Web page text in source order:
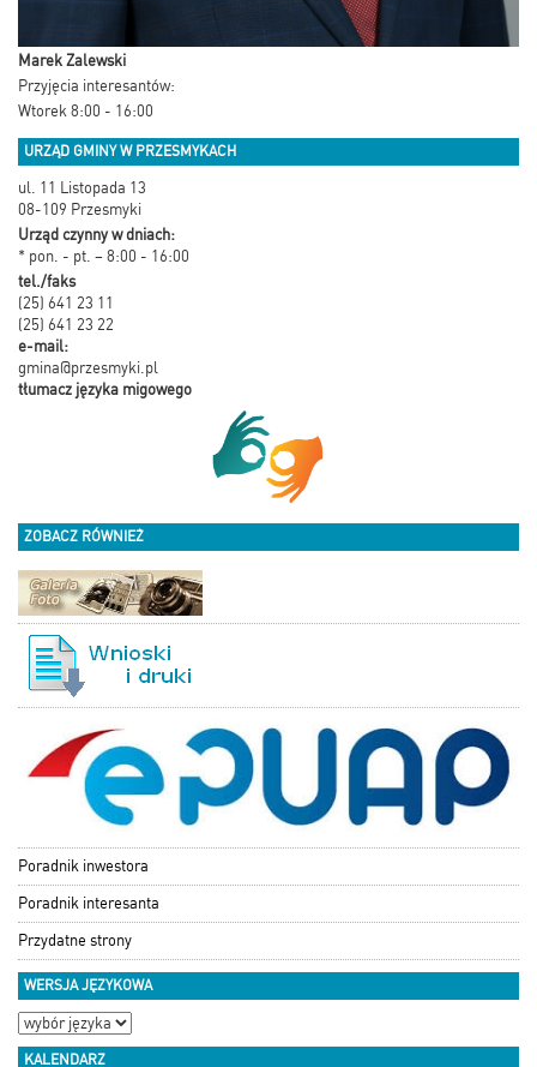
Marek Zalewski
Przyjęcia interesantów:
Wtorek 8:00 - 16:00
URZĄD GMINY W PRZESMYKACH
ul. 11 Listopada 13
08-109 Przesmyki
Urząd czynny w dniach:
* pon. - pt. – 8:00 - 16:00
tel./faks
(25) 641 23 11
(25) 641 23 22
e-mail:
gmina@przesmyki.pl
tłumacz języka migowego
ZOBACZ RÓWNIEŻ
Poradnik inwestora
Poradnik interesanta
Przydatne strony
WERSJA JĘZYKOWA
KALENDARZ